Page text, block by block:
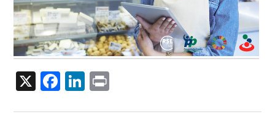
X Facebook
LinkedIn